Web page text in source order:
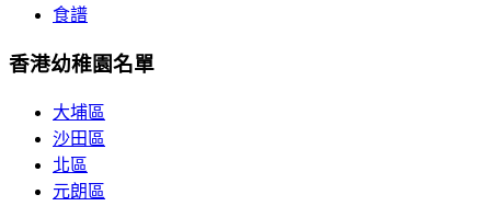
食譜
香港幼稚園名單
大埔區
沙田區
北區
元朗區